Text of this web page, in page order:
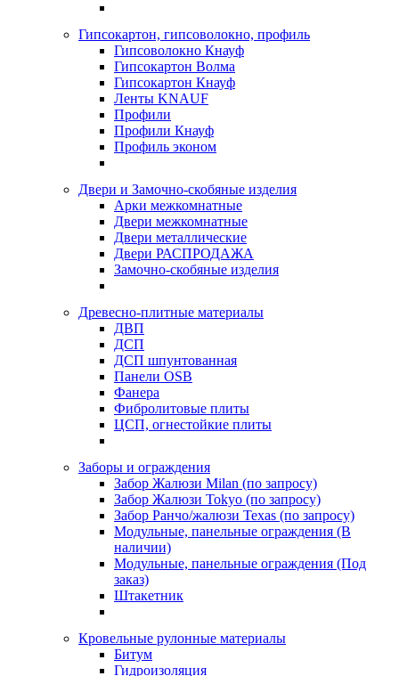
Гипсокартон, гипсоволокно, профиль
Гипсоволокно Кнауф
Гипсокартон Волма
Гипсокартон Кнауф
Ленты KNAUF
Профили
Профили Кнауф
Профиль эконом
Двери и Замочно-скобяные изделия
Арки межкомнатные
Двери межкомнатные
Двери металлические
Двери РАСПРОДАЖА
Замочно-скобяные изделия
Древесно-плитные материалы
ДВП
ДСП
ДСП шпунтованная
Панели OSB
Фанера
Фибролитовые плиты
ЦСП, огнестойкие плиты
Заборы и ограждения
Забор Жалюзи Milan (по запросу)
Забор Жалюзи Tokyo (по запросу)
Забор Ранчо/жалюзи Texas (по запросу)
Модульные, панельные ограждения (В
наличии)
Модульные, панельные ограждения (Под
заказ)
Штакетник
Кровельные рулонные материалы
Битум
Гидроизоляция